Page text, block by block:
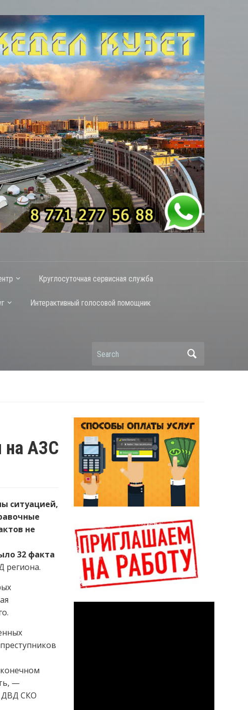
Круглосуточная сервисная служба
Интерактивный голосовой помощник
Search
на АЗС
ситуацией,
не
32 факта
региона.
—
ДВД СКО